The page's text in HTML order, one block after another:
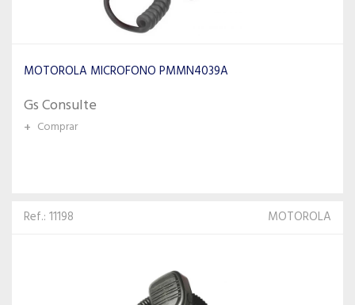
MOTOROLA MICROFONO PMMN4039A
Gs Consulte
+ Comprar
Ref.: 11198 MOTOROLA